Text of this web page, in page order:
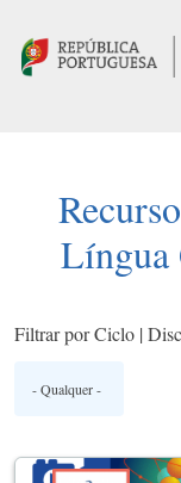
Língua
Filtrar por Ciclo |